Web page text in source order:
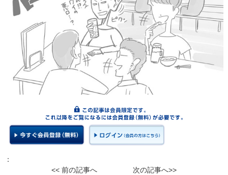
：
<< 前の記事へ
次の記事へ>>